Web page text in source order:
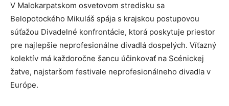
V Malokarpatskom osvetovom stredisku sa
Belopotockého Mikuláš spája s krajskou postupovou
súťažou Divadelné konfrontácie, ktorá poskytuje priestor
pre najlepšie neprofesionálne divadlá dospelých. Víťazný
kolektív má každoročne šancu účinkovať na Scénickej
žatve, najstaršom festivale neprofesionálneho divadla v
Európe.